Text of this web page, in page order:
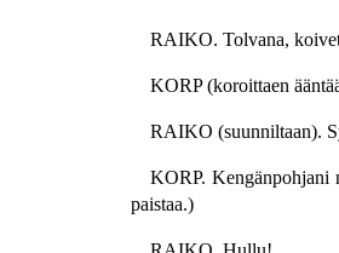
RAIKO. Tolvana,
KORP (koroittaen
RAIKO (suunniltaan).
KORP. Kengänpohjani
paistaa.)